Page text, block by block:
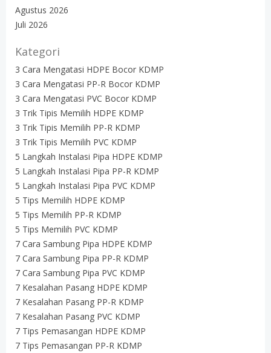
Agustus 2026
Juli 2026
Kategori
3 Cara Mengatasi HDPE Bocor KDMP
3 Cara Mengatasi PP-R Bocor KDMP
3 Cara Mengatasi PVC Bocor KDMP
3 Trik Tipis Memilih HDPE KDMP
3 Trik Tipis Memilih PP-R KDMP
3 Trik Tipis Memilih PVC KDMP
5 Langkah Instalasi Pipa HDPE KDMP
5 Langkah Instalasi Pipa PP-R KDMP
5 Langkah Instalasi Pipa PVC KDMP
5 Tips Memilih HDPE KDMP
5 Tips Memilih PP-R KDMP
5 Tips Memilih PVC KDMP
7 Cara Sambung Pipa HDPE KDMP
7 Cara Sambung Pipa PP-R KDMP
7 Cara Sambung Pipa PVC KDMP
7 Kesalahan Pasang HDPE KDMP
7 Kesalahan Pasang PP-R KDMP
7 Kesalahan Pasang PVC KDMP
7 Tips Pemasangan HDPE KDMP
7 Tips Pemasangan PP-R KDMP